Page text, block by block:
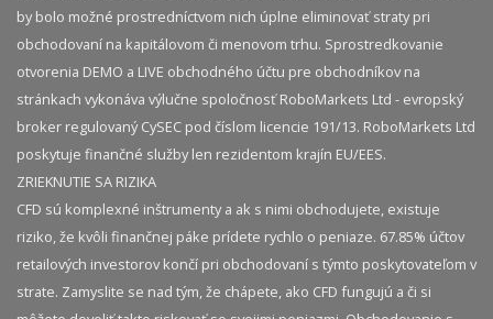
by bolo možné prostredníctvom nich úplne eliminovať straty pri
obchodovaní na kapitálovom či menovom trhu. Sprostredkovanie
otvorenia DEMO a LIVE obchodného účtu pre obchodníkov na
stránkach vykonáva výlučne spoločnosť RoboMarkets Ltd - evropský
broker regulovaný CySEC pod číslom licencie 191/13. RoboMarkets Ltd
poskytuje finančné služby len rezidentom krajín EU/EES.
ZRIEKNUTIE SA RIZIKA
CFD sú komplexné inštrumenty a ak s nimi obchodujete, existuje
riziko, že kvôli finančnej páke prídete rychlo o peniaze. 67.85% účtov
retailových investorov končí pri obchodovaní s týmto poskytovateľom v
strate. Zamyslite se nad tým, že chápete, ako CFD fungujú a či si